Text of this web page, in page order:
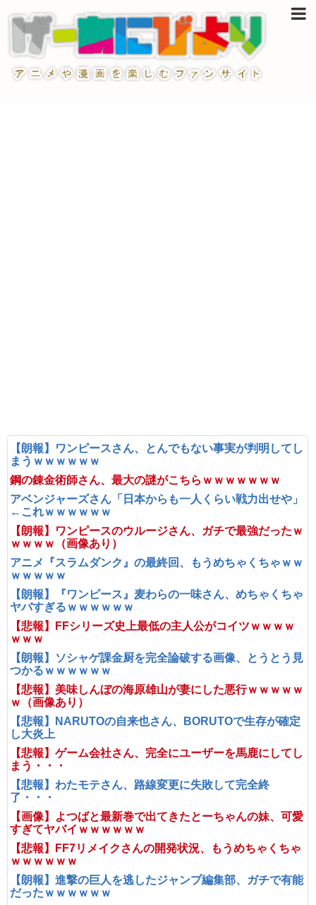
【朗報】ワンピースさん、とんでもない事実が判明してし
まうｗｗｗｗｗｗ
鋼の錬金術師さん、最大の謎がこちらｗｗｗｗｗｗｗ
アベンジャーズさん「日本からも一人くらい戦力出せや」
←これｗｗｗｗｗｗ
【朗報】ワンピースのウルージさん、ガチで最強だったｗ
ｗｗｗｗ（画像あり）
アニメ『スラムダンク』の最終回、もうめちゃくちゃｗｗ
ｗｗｗｗｗ
【朗報】『ワンピース』麦わらの一味さん、めちゃくちゃ
ヤバすぎるｗｗｗｗｗｗ
【悲報】FFシリーズ史上最低の主人公がコイツｗｗｗｗ
ｗｗｗ
【朗報】ソシャゲ課金厨を完全論破する画像、とうとう見
つかるｗｗｗｗｗｗ
【悲報】美味しんぼの海原雄山が妻にした悪行ｗｗｗｗｗ
ｗ（画像あり）
【悲報】NARUTOの自来也さん、BORUTOで生存が確定
し大炎上
【悲報】ゲーム会社さん、完全にユーザーを馬鹿にしてし
まう・・・
【悲報】わたモテさん、路線変更に失敗して完全終
了・・・
【画像】よつばと最新巻で出てきたとーちゃんの妹、可愛
すぎてヤバイｗｗｗｗｗｗ
【悲報】FF7リメイクさんの開発状況、もうめちゃくちゃ
ｗｗｗｗｗｗ
【朗報】進撃の巨人を逃したジャンプ編集部、ガチで有能
だったｗｗｗｗｗｗ